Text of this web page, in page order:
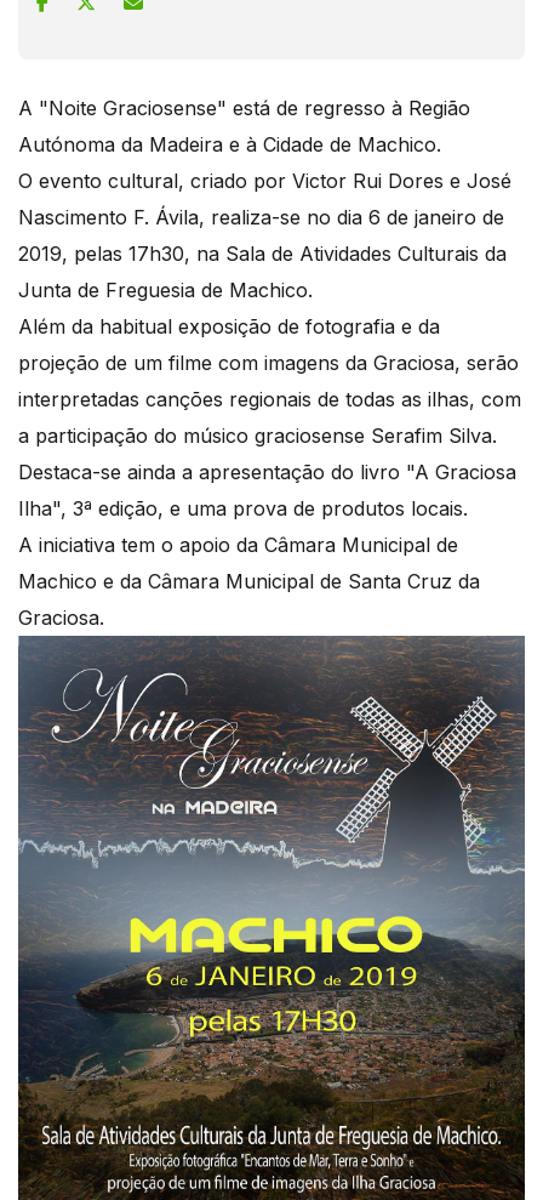
A "Noite Graciosense" está de regresso à Região
Autónoma da Madeira e à Cidade de Machico.
O evento cultural, criado por Victor Rui Dores e José
Nascimento F. Ávila, realiza-se no dia 6 de janeiro de
2019, pelas 17h30, na Sala de Atividades Culturais da
Junta de Freguesia de Machico.
Além da habitual exposição de fotografia e da
projeção de um filme com imagens da Graciosa, serão
interpretadas canções regionais de todas as ilhas, com
a participação do músico graciosense Serafim Silva.
Destaca-se ainda a apresentação do livro "A Graciosa
Ilha", 3ª edição, e uma prova de produtos locais.
A iniciativa tem o apoio da Câmara Municipal de
Machico e da Câmara Municipal de Santa Cruz da
Graciosa.